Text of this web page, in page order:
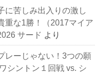
苦しみ出入りの激し
重な1勝！（2017マイア
サード より
レーじゃない！3つの願
シントン１回戦 vs. シ